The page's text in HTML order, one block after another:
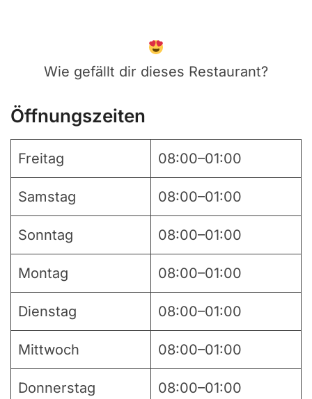
Wie gefällt dir dieses Restaurant?
Öffnungszeiten
Freitag 08:00–01:00
Samstag 08:00–01:00
Sonntag 08:00–01:00
Montag 08:00–01:00
Dienstag 08:00–01:00
Mittwoch 08:00–01:00
Donnerstag 08:00–01:00